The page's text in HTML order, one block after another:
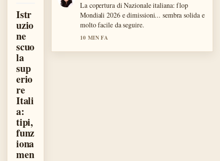
Istr
uzio
ne
scuo
la
sup
erio
re
Itali
a:
tipi,
funz
iona
men
La copertura di Nazionale italiana: flop
Mondiali 2026 e dimissioni... sembra solida e
molto facile da seguire.
10 MIN FA